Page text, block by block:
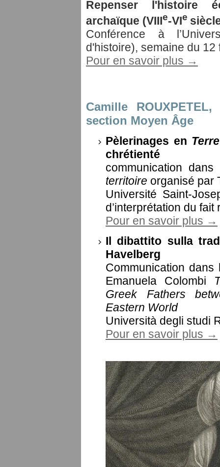
Repenser l'histoire
archaïque (VIIIe-VIe
Conférence à
d'histoire), semaine du
Pour en savoir plus →
Camille ROUXPETEL,
section Moyen Âge
Pèlerinages en
chrétienté
communication
territoire organisé par
Université Saint-
d’interprétation du
Pour en savoir plus →
Il dibattito sulla
Havelberg
Communication
Emanuela Colombi
Greek Fathers
Eastern World
Università degli studi
Pour en savoir plus →